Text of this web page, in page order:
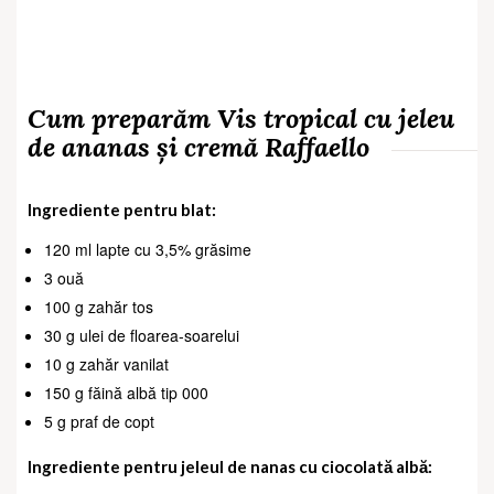
Cum preparăm Vis tropical cu jeleu
de ananas și cremă Raffaello
Ingrediente pentru blat:
120 ml lapte cu 3,5% grăsime
3 ouă
100 g zahăr tos
30 g ulei de floarea-soarelui
10 g zahăr vanilat
150 g făină albă tip 000
5 g praf de copt
Ingrediente pentru jeleul de nanas cu ciocolată albă: